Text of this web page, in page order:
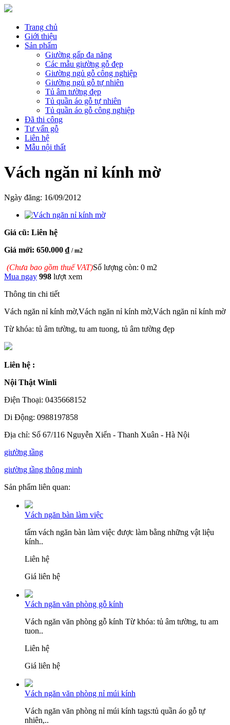
Trang chủ
Giới thiệu
Sản phẩm
Giường gấp đa năng
Các mẫu giường gỗ đẹp
Giường ngủ gỗ công nghiệp
Giường ngủ gỗ tự nhiên
Tủ âm tường đẹp
Tủ quần áo gỗ tự nhiên
Tủ quần áo gỗ công nghiệp
Đã thi công
Tư vấn gỗ
Liên hệ
Mẫu nội thất
Vách ngăn nỉ kính mờ
Ngày đăng: 16/09/2012
Giá cũ: Liên hệ
Giá mới: 650.000 ₫ / m2
(Chưa bao gồm thuế VAT)Số lượng còn: 0 m2
Mua ngay 998 lượt xem
Thông tin chi tiết
Vách ngăn nỉ kính mờ,Vách ngăn nỉ kính mờ,Vách ngăn nỉ kính mờ
Từ khóa: tủ âm tường, tu am tuong, tủ âm tường đẹp
Liên hệ :
Nội Thật Winli
Điện Thoại: 0435668152
Di Động: 0988197858
Địa chỉ: Số 67/116 Nguyễn Xiển - Thanh Xuân - Hà Nội
giường tầng
giường tầng thông minh
Sản phẩm liên quan:
Vách ngăn bàn làm việc
tấm vách ngăn bàn làm việc được làm bằng những vật liệu
kính..
Liên hệ
Giá liên hệ
Vách ngăn văn phòng gỗ kính
Vách ngăn văn phòng gỗ kính Từ khóa: tủ âm tường, tu am
tuon..
Liên hệ
Giá liên hệ
Vách ngăn văn phòng nỉ múi kính
Vách ngăn văn phòng nỉ múi kính tags:tủ quần áo gỗ tự
nhiên,..